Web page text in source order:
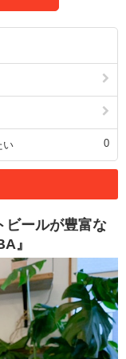
い 0
ビールが豊富な
』